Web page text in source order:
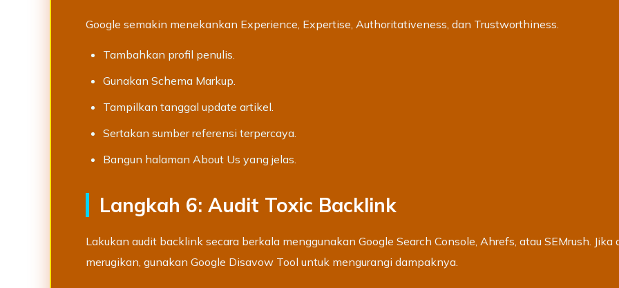
Google semakin menekankan Experience, Expertise, Authoritativeness, dan Trustworthiness.
Tambahkan profil penulis.
Gunakan Schema Markup.
Tampilkan tanggal update artikel.
Sertakan sumber referensi terpercaya.
Bangun halaman About Us yang jelas.
Langkah 6: Audit Toxic Backlink
Lakukan audit backlink secara berkala menggunakan Google Search Console, Ahrefs, atau SEMrush.
merugikan, gunakan Google Disavow Tool untuk mengurangi dampaknya.